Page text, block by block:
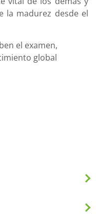
la madurez desde el
el examen,
global